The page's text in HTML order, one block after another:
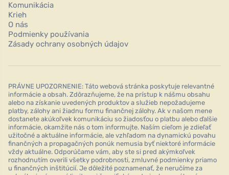
Komunikácia
Krieh
O nás
Podmienky používania
Zásady ochrany osobných údajov
PRÁVNE UPOZORNENIE: Táto webová stránka poskytuje relevantné
informácie a obsah. Zdôrazňujeme, že na prístup k nášmu obsahu
alebo na získanie uvedených produktov a služieb nepožadujeme
platby, zálohy ani žiadnu formu finančnej zálohy. Ak v našom mene
dostanete akúkoľvek komunikáciu so žiadosťou o platbu alebo ďalšie
informácie, okamžite nás o tom informujte. Naším cieľom je zdieľať
užitočné a aktuálne informácie, ale vzhľadom na dynamickú povahu
finančných a propagačných ponúk nemusia byť niektoré informácie
vždy aktuálne. Odporúčame vám, aby ste si pred akýmkoľvek
rozhodnutím overili všetky podrobnosti, zmluvné podmienky priamo
u finančných inštitúcií. Je dôležité poznamenať, že neručíme za